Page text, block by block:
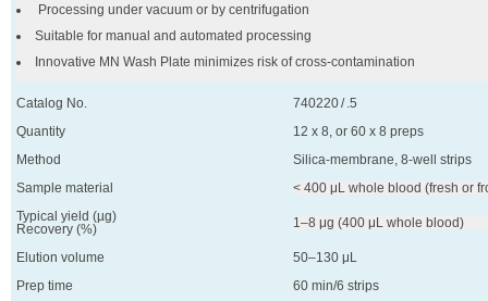
Processing under vacuum or by centrifugation
Suitable for manual and automated processing
Innovative MN Wash Plate minimizes risk of cross-contamination
Catalog No.
740220 / .5
Quantity
12 x 8, or 60 x 8 preps
Method
Silica-membrane, 8-well strips
Sample material
< 400 μL whole blood (fresh or
Typical yield (µg)
Recovery (%)
1–8 μg (400 μL whole blood)
Elution volume
50–130 μL
Prep time
60 min/6 strips